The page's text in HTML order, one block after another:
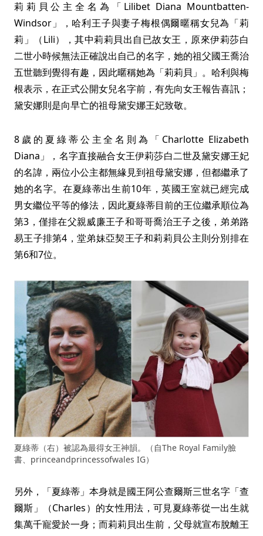
莉莉貝公主全名為「Lilibet Diana Mountbatten-
Windsor」，哈利王子與妻子梅根偶爾暱稱女兒為「莉
莉」（Lili），其中莉莉貝出自已故女王，原來伊莉莎白
二世小時候無法正確說出自己的名字，她的祖父國王喬治
五世聽到覺得有趣，因此暱稱她為「莉莉貝」。哈利與梅
根表示，在正式公開女兒名字前，有先向女王報告喜訊；
黛安娜則是向早亡的祖母黛安娜王妃致敬。
8歲的夏綠蒂公主全名則為「Charlotte Elizabeth
Diana」，名字直接融合女王伊莉莎白二世及黛安娜王妃
的名諱，兩位小公主都無緣見到祖母黛安娜，但都繼承了
她的名字。在夏綠蒂出生前10年，英國王室就已經完成
男女繼位平等的修法，因此夏綠蒂目前的王位繼承順位為
第3，僅排在父親威廉王子和哥哥喬治王子之後，弟弟路
易王子排第4，堂弟妹亞契王子和莉莉貝公主則分別排在
第6和7位。
夏綠蒂（右）被認為最得女王神韻。（自The Royal Family臉
書、princeandprincessofwales IG）
另外，「夏綠蒂」本身就是國王阿公查爾斯三世名字「查
爾斯」（Charles）的女性用法，可見夏綠蒂從一出生就
集萬千寵愛於一身；而莉莉貝出生前，父母就宣布脫離王